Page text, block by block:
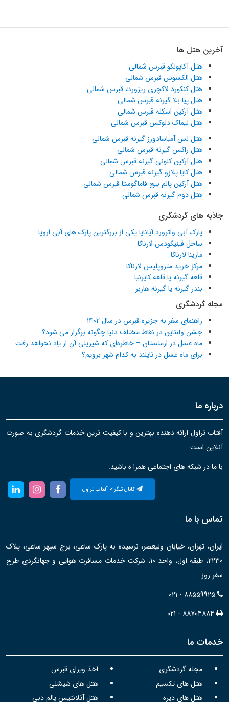
آخرین هتل ها
هتل آکاپولکو قبرس شمالی
هتل الکسوس قبرس شمالی
هتل کنکورد لاکچری ریزورت قبرس شمالی
هتل پیا بلا گیرنه قبرس شمالی
هتل آرکین اسکله قبرس شمالی
هتل لیماک دلوکس قبرس شمالی
هتل لس آمباسادورز گیرنه قبرس شمالی
هتل راکس گیرنه قبرس شمالی
هتل آرکین کلونی گیرنه قبرس شمالی
هتل کایا پلازو گیرنه قبرس شمالی
هتل آرکین پالم بیچ فاماگوستا قبرس شمالی
هتل دوم گیرنه قبرس شمالی
جاذبه های گردشگری
پارک آبی واترورد آیاناپا یکی از بزرگترین پارک های آبی اروپا
ساحل فینیکودس لارناکا
مارینا لارناکا
مرکز خرید متروپلیس لارناکا
قلعه گیرنه یا قلعه کایرنیا
بندر گیرنه یا گیرنه هاربر
مجله گردشگری
راهنمای سفر به جزیره قبرس در سال ۱۴۰۲
جشن ولنتاین در نقاط مختلف دنیا چگونه برگزار می شود؟
ماه عسل در ارمنستان – خاطره‌ای که شیرینی آن از یاد نخواهد رفت
برای ماه عسل در تایلند به کدام شهر برویم؟
درباره ما
آفتاب تراول ارائه دهنده بهترین و با کیفیت ترین خدمات گردشگری به صورت
آنلاین است.
با ما در شبکه های اجتماعی همرا ه باشید:
کانال تلگرام آفتاب تراول
تماس با ما
ایران، تهران، خیابان ولیعصر، نرسیده به پارک ساعی، برج سپهر ساعی، پلاک
۲۲۳۰، طبقه اول، واحد ۱۰، شرکت خدمات مسافرت هوایی و جهانگردی طرح
سفر روز
۰۲۱ - ۸۸۵۵۹۹۲۵
۰۲۱ - ۸۸۷۰۴۸۸۴
خدمات ما
مجله گردشگری
اخذ ویزای قبرس
هتل های تکسیم
هتل های شیشلی
هتل های دیره
هتل آتلانتیس پالم دبی